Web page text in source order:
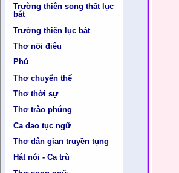
Trường thiên song thất lục
bát
Trường thiên lục bát
Thơ nối điêu
Phú
Thơ chuyển thể
Thơ thời sự
Thơ trào phúng
Ca dao tục ngữ
Thơ dân gian truyền tụng
Hát nói - Ca trù